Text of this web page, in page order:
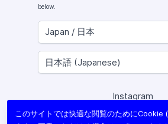
below.
Instagram
Facebook
このサイトでは快適な閲覧のためにCookie